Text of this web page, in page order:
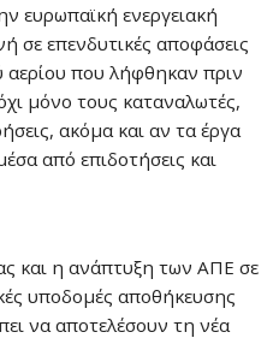
ευρωπαϊκή ενεργειακή
σε επενδυτικές αποφάσεις
που λήφθηκαν πριν
μόνο τους καταναλωτές,
ακόμα και αν τα έργα
από επιδοτήσεις και
και η ανάπτυξη των ΑΠΕ σε
υποδομές αποθήκευσης
να αποτελέσουν τη νέα